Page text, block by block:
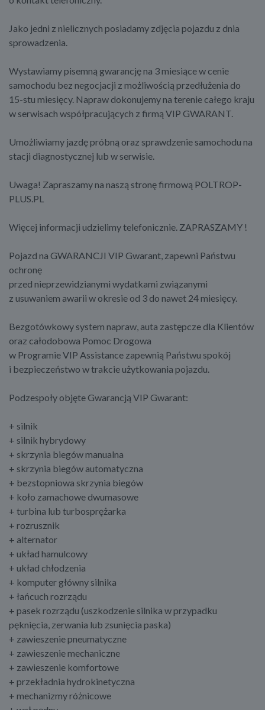
Jako jedni z nielicznych posiadamy zdjęcia pojazdu z dnia
sprowadzenia.
Wystawiamy pisemną gwarancję na 3 miesiące w cenie
samochodu bez negocjacji z możliwością przedłużenia do
15-stu miesięcy. Napraw dokonujemy na terenie całego kraju
w serwisach współpracujących z firmą VIP GWARANT.
Umożliwiamy jazdę próbną oraz sprawdzenie samochodu na
stacji diagnostycznej lub w serwisie.
Uwaga! Zapraszamy na naszą stronę firmową POLTROP-
PLUS.PL
Więcej informacji udzielimy telefonicznie. ZAPRASZAMY !
Pojazd na GWARANCJI VIP Gwarant, zapewni Państwu
ochronę
przed nieprzewidzianymi wydatkami związanymi
z usuwaniem awarii w okresie od 3 do nawet 24 miesięcy.
Bezgotówkowy system napraw, auta zastępcze dla Klientów
oraz całodobowa Pomoc Drogowa
w Programie VIP Assistance zapewnią Państwu spokój
i bezpieczeństwo w trakcie użytkowania pojazdu.
Podzespoły objęte Gwarancją VIP Gwarant:
+ silnik
+ silnik hybrydowy
+ skrzynia biegów manualna
+ skrzynia biegów automatyczna
+ bezstopniowa skrzynia biegów
+ koło zamachowe dwumasowe
+ turbina lub turbosprężarka
+ rozrusznik
+ alternator
+ układ hamulcowy
+ układ chłodzenia
+ komputer główny silnika
+ łańcuch rozrządu
+ pasek rozrządu (uszkodzenie silnika w przypadku
pęknięcia, zerwania lub zsunięcia paska)
+ zawieszenie pneumatyczne
+ zawieszenie mechaniczne
+ zawieszenie komfortowe
+ przekładnia hydrokinetyczna
+ mechanizmy różnicowe